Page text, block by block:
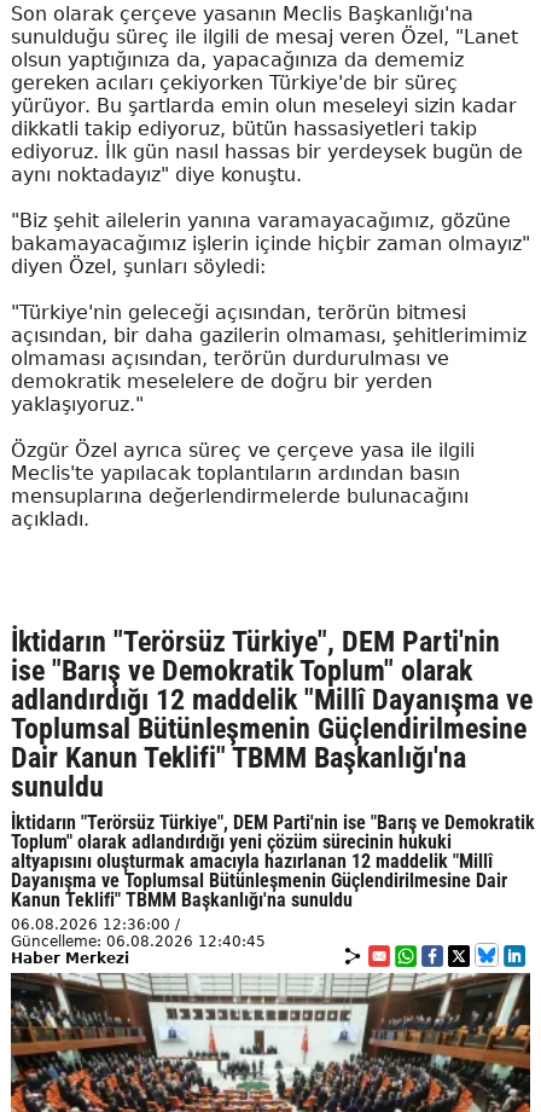
Son olarak çerçeve yasanın Meclis Başkanlığı'na
sunulduğu süreç ile ilgili de mesaj veren Özel, "Lanet
olsun yaptığınıza da, yapacağınıza da dememiz
gereken acıları çekiyorken Türkiye'de bir süreç
yürüyor. Bu şartlarda emin olun meseleyi sizin kadar
dikkatli takip ediyoruz, bütün hassasiyetleri takip
ediyoruz. İlk gün nasıl hassas bir yerdeysek bugün de
aynı noktadayız" diye konuştu.
"Biz şehit ailelerin yanına varamayacağımız, gözüne
bakamayacağımız işlerin içinde hiçbir zaman olmayız"
diyen Özel, şunları söyledi:
"Türkiye'nin geleceği açısından, terörün bitmesi
açısından, bir daha gazilerin olmaması, şehitlerimimiz
olmaması açısından, terörün durdurulması ve
demokratik meselelere de doğru bir yerden
yaklaşıyoruz."
Özgür Özel ayrıca süreç ve çerçeve yasa ile ilgili
Meclis'te yapılacak toplantıların ardından basın
mensuplarına değerlendirmelerde bulunacağını
açıkladı.
İktidarın "Terörsüz Türkiye", DEM Parti'nin
ise "Barış ve Demokratik Toplum" olarak
adlandırdığı 12 maddelik "Millî Dayanışma ve
Toplumsal Bütünleşmenin Güçlendirilmesine
Dair Kanun Teklifi" TBMM Başkanlığı'na
sunuldu
İktidarın "Terörsüz Türkiye", DEM Parti'nin ise "Barış ve Demokratik
Toplum" olarak adlandırdığı yeni çözüm sürecinin hukuki
altyapısını oluşturmak amacıyla hazırlanan 12 maddelik "Millî
Dayanışma ve Toplumsal Bütünleşmenin Güçlendirilmesine Dair
Kanun Teklifi" TBMM Başkanlığı'na sunuldu
06.08.2026 12:36:00 /
Güncelleme: 06.08.2026 12:40:45
Haber Merkezi